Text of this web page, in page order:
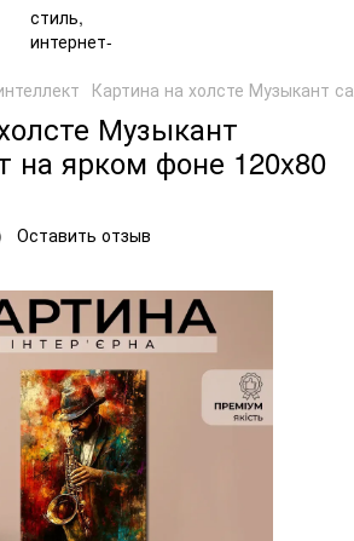
Картина на холсте Музыкант
Музыкант
на ярком фоне 120x80
Оставить отзыв